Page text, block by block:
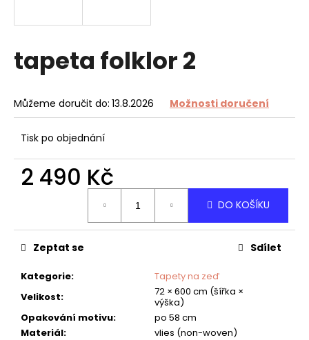
tapeta folklor 2
Můžeme doručit do: 13.8.2026 Možnosti doručení
Tisk po objednání
2 490 Kč
DO KOŠÍKU
Kategorie:
Tapety na zeď
Velikost:
72 × 600 cm (šířka ×
výška)
Opakování motivu:
po 58 cm
Materiál: vlies (non-woven)
Zeptat se Sdílet
í
t
HLEDAT
o
p
u
č
u